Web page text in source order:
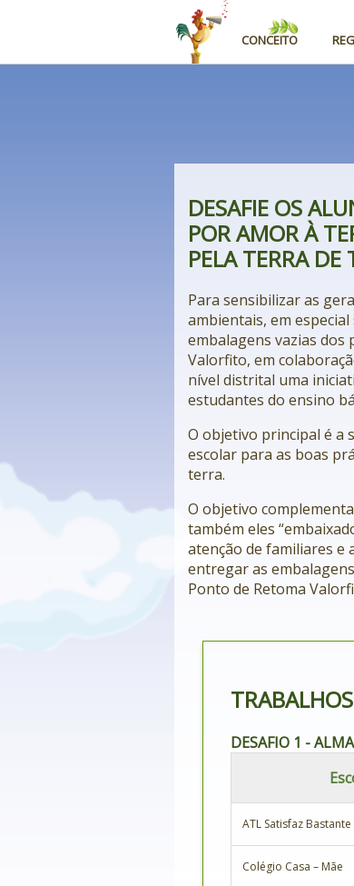
CONCEITO
DESAFIE OS
POR AMOR À
PELA TERRA DE
Para sensibilizar as
ambientais, em
embalagens vazias
Valorfito, em
nível distrital uma
estudantes do ensino
O objetivo principal é a
escolar para as boas
terra.
O objetivo
também eles
atenção de familiares e
entregar as
Ponto de Retoma
DESAFIO 1 -
ATL Satisfaz Bastante
Colégio Casa – Mãe